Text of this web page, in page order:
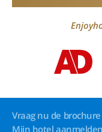
Vraag nu de
Mijn hotel aanmelden